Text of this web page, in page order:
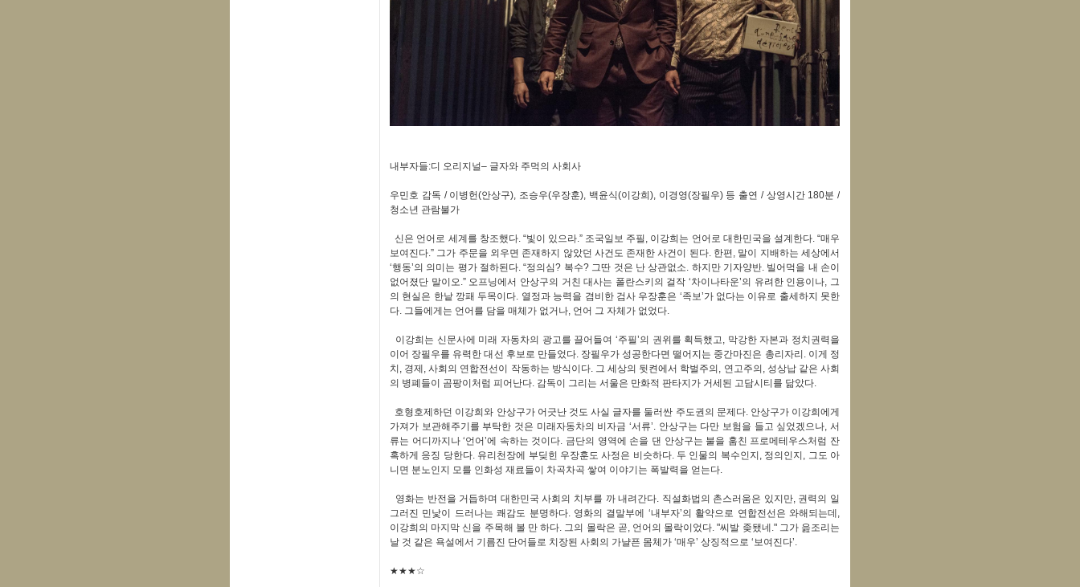
내부자들:디 오리지널– 글자와 주먹의 사회사
우민호 감독 / 이병헌(안상구), 조승우(우장훈), 백윤식(이강희), 이경영(장필우) 등 출연 / 상영시간 180분 /
청소년 관람불가
신은 언어로 세계를 창조했다. “빛이 있으라.” 조국일보 주필, 이강희는 언어로 대한민국을 설계한다. “매우
보여진다.” 그가 주문을 외우면 존재하지 않았던 사건도 존재한 사건이 된다. 한편, 말이 지배하는 세상에서
‘행동’의 의미는 평가 절하된다. “정의심? 복수? 그딴 것은 난 상관없소. 하지만 기자양반. 빌어먹을 내 손이
없어졌단 말이오.” 오프닝에서 안상구의 거친 대사는 폴란스키의 걸작 ‘차이나타운’의 유려한 인용이나, 그
의 현실은 한낱 깡패 두목이다. 열정과 능력을 겸비한 검사 우장훈은 ‘족보’가 없다는 이유로 출세하지 못한
다. 그들에게는 언어를 담을 매체가 없거나, 언어 그 자체가 없었다.
이강희는 신문사에 미래 자동차의 광고를 끌어들여 ‘주필’의 권위를 획득했고, 막강한 자본과 정치권력을
이어 장필우를 유력한 대선 후보로 만들었다. 장필우가 성공한다면 떨어지는 중간마진은 총리자리. 이게 정
치, 경제, 사회의 연합전선이 작동하는 방식이다. 그 세상의 뒷켠에서 학벌주의, 연고주의, 성상납 같은 사회
의 병폐들이 곰팡이처럼 피어난다. 감독이 그리는 서울은 만화적 판타지가 거세된 고담시티를 닮았다.
호형호제하던 이강희와 안상구가 어긋난 것도 사실 글자를 둘러싼 주도권의 문제다. 안상구가 이강희에게
가져가 보관해주기를 부탁한 것은 미래자동차의 비자금 ‘서류’. 안상구는 다만 보험을 들고 싶었겠으나, 서
류는 어디까지나 ‘언어’에 속하는 것이다. 금단의 영역에 손을 댄 안상구는 불을 훔친 프로메테우스처럼 잔
혹하게 응징 당한다. 유리천장에 부딪힌 우장훈도 사정은 비슷하다. 두 인물의 복수인지, 정의인지, 그도 아
니면 분노인지 모를 인화성 재료들이 차곡차곡 쌓여 이야기는 폭발력을 얻는다.
영화는 반전을 거듭하며 대한민국 사회의 치부를 까 내려간다. 직설화법의 촌스러움은 있지만, 권력의 일
그러진 민낯이 드러나는 쾌감도 분명하다. 영화의 결말부에 ‘내부자’의 활약으로 연합전선은 와해되는데,
이강희의 마지막 신을 주목해 볼 만 하다. 그의 몰락은 곧, 언어의 몰락이었다. "씨발 좆됐네." 그가 읊조리는
날 것 같은 욕설에서 기름진 단어들로 치장된 사회의 가냘픈 몸체가 ‘매우’ 상징적으로 ‘보여진다’.
★★★☆